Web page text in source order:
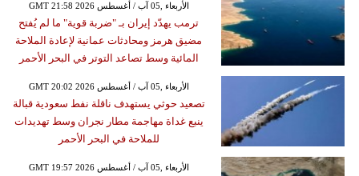
GMT 21:58 2026 الأربعاء ,05 آب / أغسطس
ترمب يهدّد إيران بـ "ضربة قوية" ما لم يُفتح
مضيق هرمز ومحادثات عمانية لإعادة الملاحة
المائية وسط تصاعد التوتر في البحر الأحمر
GMT 20:02 2026 الأربعاء ,05 آب / أغسطس
تصعيد حوثي يستهدف ناقلة نفط سعودية قبالة
ينبع غداة مهاجمة مطار نجران وسط تهديدات
للملاحة في البحر الأحمر
GMT 19:57 2026 الأربعاء ,05 آب / أغسطس